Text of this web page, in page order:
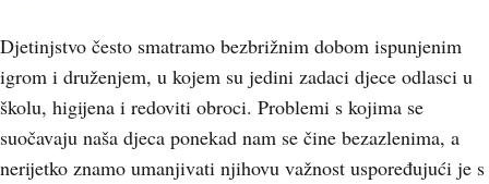
Djetinjstvo često smatramo bezbrižnim dobom ispunjenim
igrom i druženjem, u kojem su jedini zadaci djece odlasci u
školu, higijena i redoviti obroci. Problemi s kojima se
suočavaju naša djeca ponekad nam se čine bezazlenima, a
nerijetko znamo umanjivati njihovu važnost uspoređujući je s